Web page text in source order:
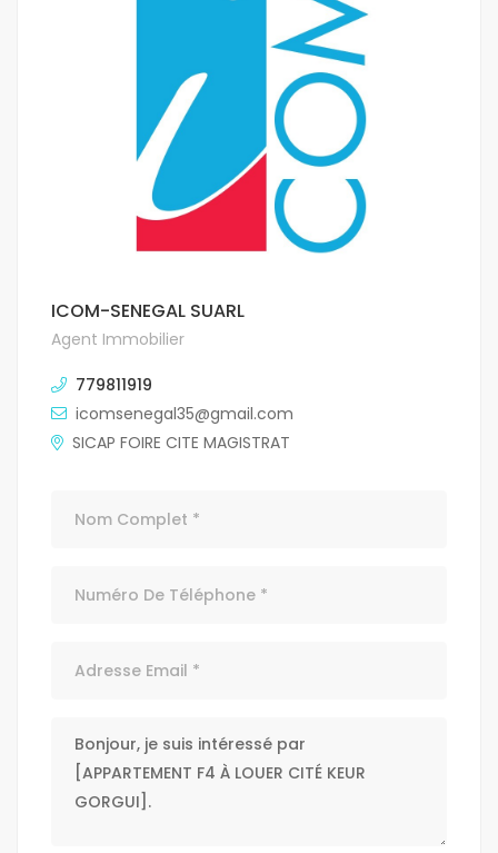
ICOM-SENEGAL SUARL
Agent Immobilier
779811919
icomsenegal35@gmail.com
SICAP FOIRE CITE MAGISTRAT